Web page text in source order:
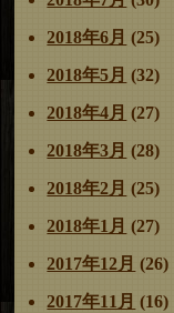
2018年6月 (25)
2018年5月 (32)
2018年4月 (27)
2018年3月 (28)
2018年2月 (25)
2018年1月 (27)
2017年12月 (26)
2017年11月 (16)